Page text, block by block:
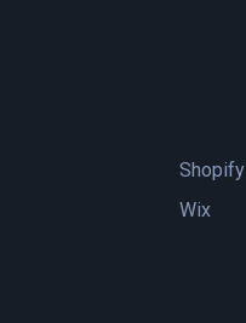
Shopify
Wix